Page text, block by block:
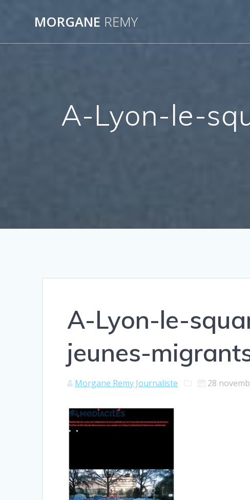
MORGANE REMY
A-Lyon-le-
A-Lyon-le-
jeunes-
Morgane Remy Journaliste 28